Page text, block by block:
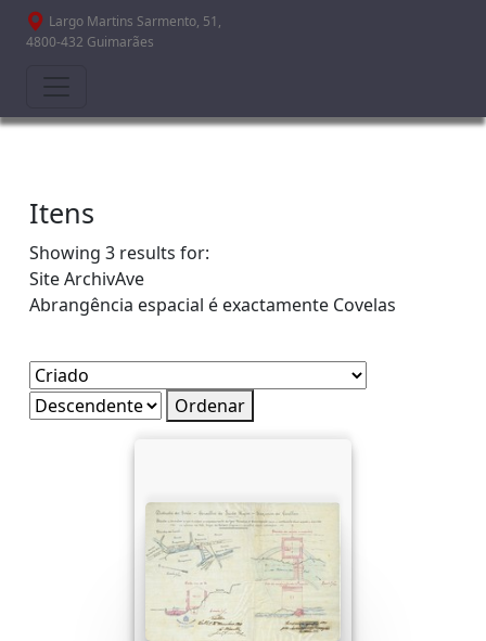
Passar para o conteúdo principal
Largo Martins Sarmento, 51,
4800-432 Guimarães
Itens
Showing 3 results for:
SiteArchivAve
Abrangência espacial é exactamente Covelas
Ordenar